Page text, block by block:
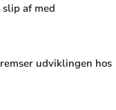
af med
udviklingen hos